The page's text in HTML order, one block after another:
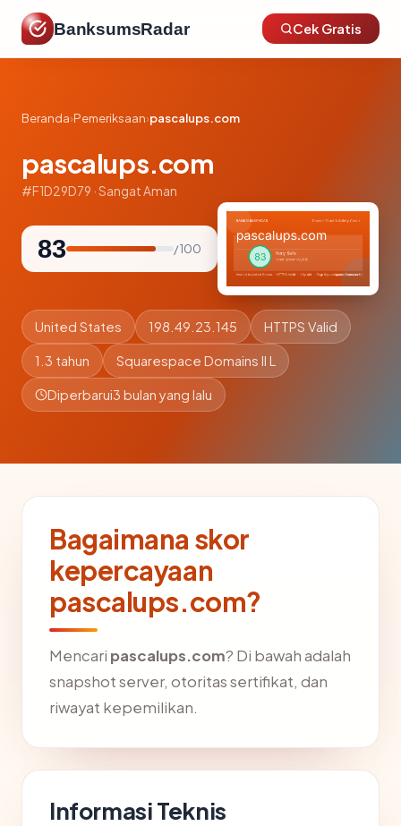
BanksumsRadar Cek Gratis
Beranda›Pemeriksaan›pascalups.com
pascalups.com
#F1D29D79 · Sangat Aman
83 / 100
United States 198.49.23.145 HTTPS Valid
1.3 tahun Squarespace Domains II L
Diperbarui3 bulan yang lalu
Bagaimana skor
kepercayaan
pascalups.com?
Mencari pascalups.com? Di bawah adalah
snapshot server, otoritas sertifikat, dan
riwayat kepemilikan.
Informasi Teknis